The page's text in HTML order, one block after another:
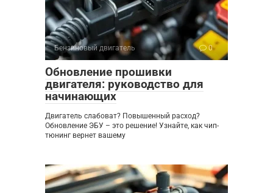
Бензиновый двигатель 0
Обновление прошивки
двигателя: руководство для
начинающих
Двигатель слабоват? Повышенный расход?
Обновление ЭБУ – это решение! Узнайте, как чип-
тюнинг вернет вашему